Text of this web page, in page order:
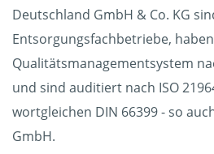
Deutschland GmbH & Co. KG
Entsorgungsfachbetriebe,
Qualitätsmanagementsystem
und sind auditiert nach ISO
wortgleichen DIN 66399 - so
GmbH.